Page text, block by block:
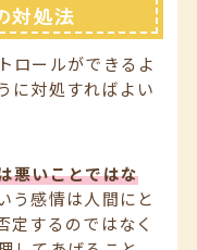
対処法
ロールができるよ
に対処すればよい
悪いことではな
う感情は人間にと
定するのではなく